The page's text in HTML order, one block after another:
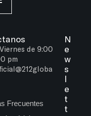
de 9:00
pm
Frecuentes
N
e
w
s
l
e
t
t